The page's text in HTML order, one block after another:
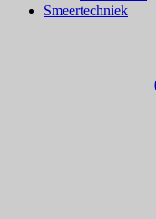
Smeertechniek